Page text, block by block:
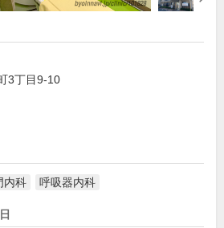
3丁目9-10
内科 呼吸器内科